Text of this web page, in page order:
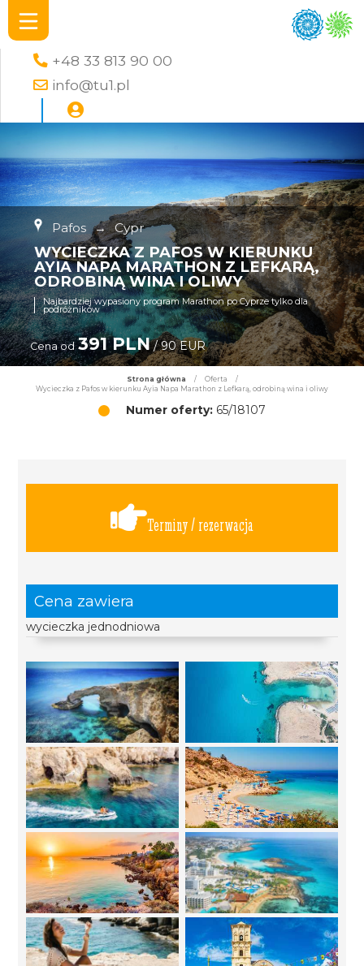
+48 33 813 90 00
info@tu1.pl
Pafos → Cypr
WYCIECZKA Z PAFOS W KIERUNKU
AYIA NAPA MARATHON Z LEFKARĄ,
ODROBINĄ WINA I OLIWY
Najbardziej wypasiony program Marathon po Cyprze tylko dla
podróżników
Cena od 391 PLN/ 90 EUR
Strona główna / Oferta
/
Wycieczka z Pafos w kierunku Ayia Napa Marathon z Lefkarą, odrobiną wina i oliwy
Numer oferty: 65/18107
Terminy / rezerwacja
Cena zawiera
wycieczka jednodniowa